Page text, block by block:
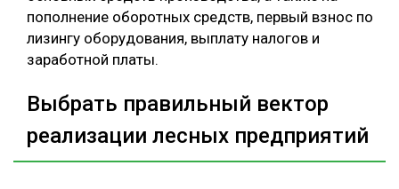
пополнение оборотных средств, первый взнос по
лизингу оборудования, выплату налогов и
заработной платы.
Выбрать правильный вектор
реализации лесных предприятий